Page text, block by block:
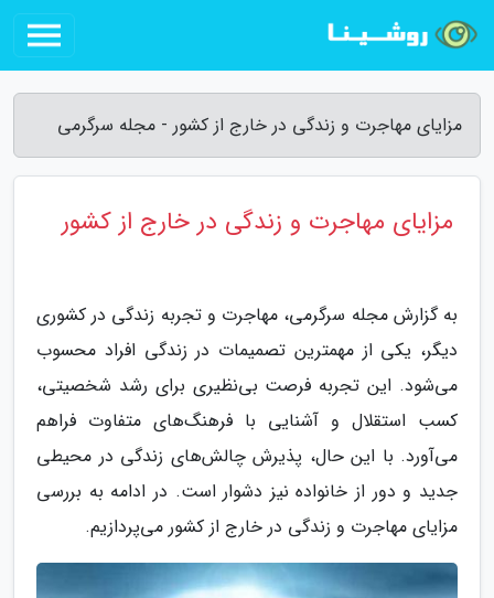
مزایای مهاجرت و زندگی در خارج از کشور - مجله سرگرمی
مزایای مهاجرت و زندگی در خارج از کشور
به گزارش مجله سرگرمی، مهاجرت و تجربه زندگی در کشوری
دیگر، یکی از مهمترین تصمیمات در زندگی افراد محسوب
می‌شود. این تجربه فرصت بی‌نظیری برای رشد شخصیتی،
کسب استقلال و آشنایی با فرهنگ‌های متفاوت فراهم
می‌آورد. با این حال، پذیرش چالش‌های زندگی در محیطی
جدید و دور از خانواده نیز دشوار است. در ادامه به بررسی
مزایای مهاجرت و زندگی در خارج از کشور می‌پردازیم.